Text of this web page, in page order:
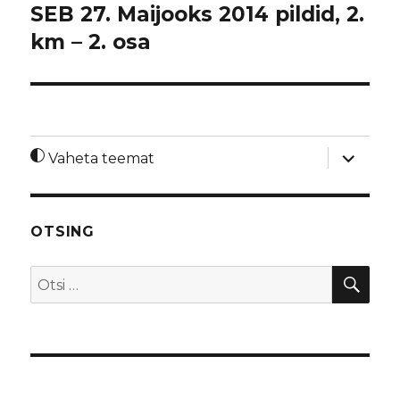
SEB 27. Maijooks 2014 pildid, 2.
km – 2. osa
Vaheta teemat
laienda
OTSING
Otsi: